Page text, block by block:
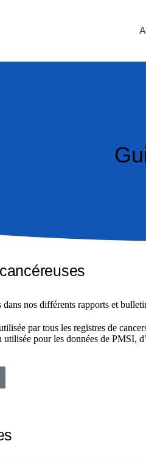
nos différents rapports et
par tous les registres de
pour les données de PMSI,